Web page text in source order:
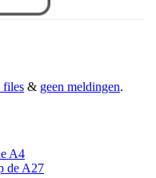
files & geen meldingen.
A4
de A27